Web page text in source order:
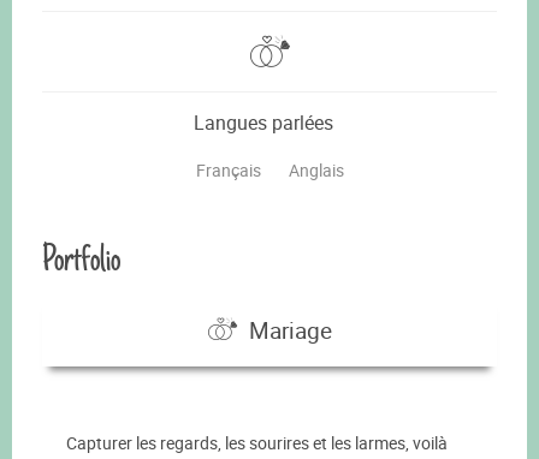
Langues parlées
Français Anglais
Portfolio
Mariage
Capturer les regards, les sourires et les larmes, voilà